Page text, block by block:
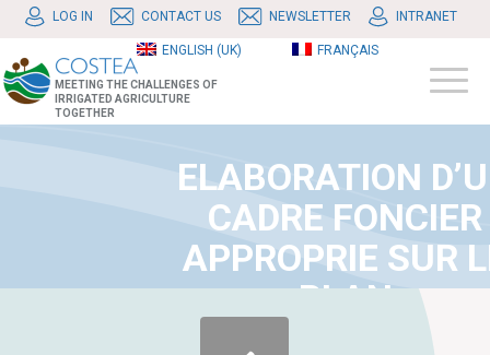
LOG IN CONTACT US NEWSLETTER INTRANET
ENGLISH (UK) FRANÇAIS
MEETING THE CHALLENGES OF
IRRIGATED AGRICULTURE
TOGETHER
ELABORATION
CADRE FONCIER
APPROPRIE SUR
PLAN